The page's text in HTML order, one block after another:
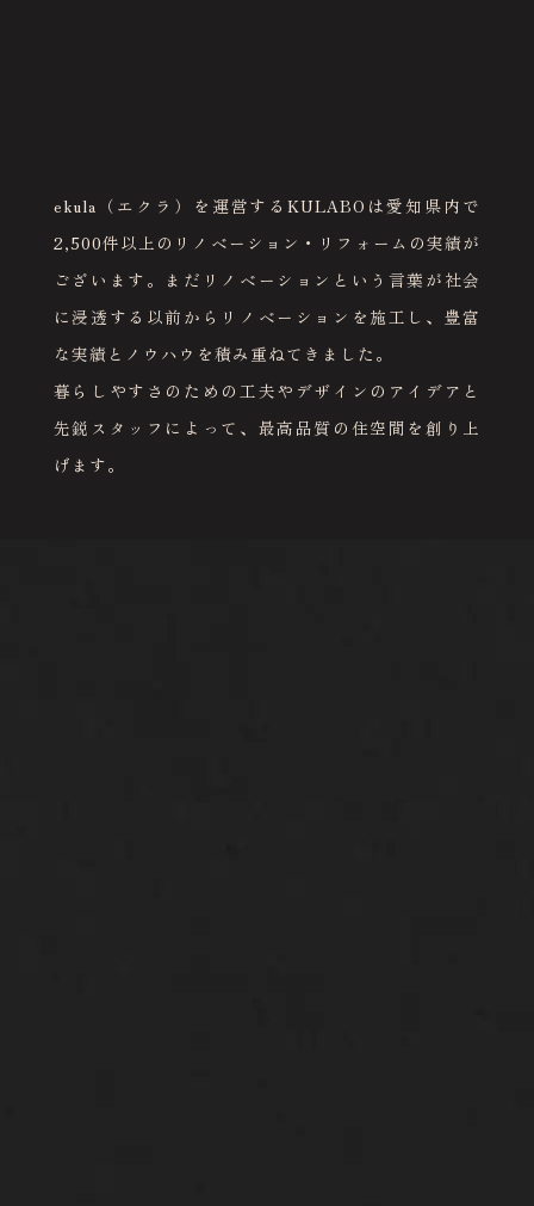
ekula（エクラ）を運営するKULABOは愛知県内で
2,500件以上のリノベーション・リフォームの実績が
ございます。まだリノベーションという言葉が社会
に浸透する以前からリノベーションを施工し、豊富
な実績とノウハウを積み重ねてきました。
暮らしやすさのための工夫やデザインのアイデアと
先鋭スタッフによって、最高品質の住空間を創り上
げます。